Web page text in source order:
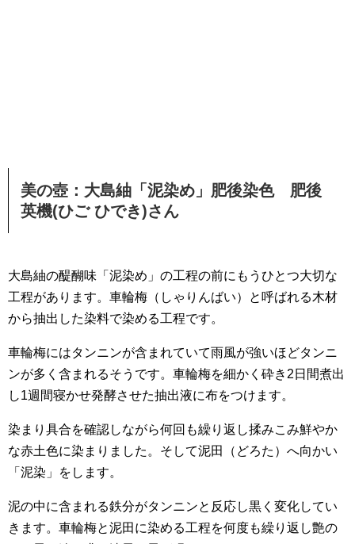
美の壺：大島紬「泥染め」肥後染色 肥後
英機(ひご ひでき)さん
大島紬の醍醐味「泥染め」の工程の前にもうひとつ大切な
工程があります。車輪梅（しゃりんばい）と呼ばれる木材
から抽出した染料で染める工程です。
車輪梅にはタンニンが含まれていて雨風が強いほどタンニ
ンが多く含まれるそうです。車輪梅を細かく砕き2日間煮出
し1週間寝かせ発酵させた抽出液に布をつけます。
染まり具合を確認しながら何回も繰り返し揉みこみ鮮やか
な赤土色に染まりました。そして泥田（どろた）へ向かい
「泥染」をします。
泥の中に含まれる鉄分がタンニンと反応し黒く変化してい
きます。車輪梅と泥田に染める工程を何度も繰り返し艶の